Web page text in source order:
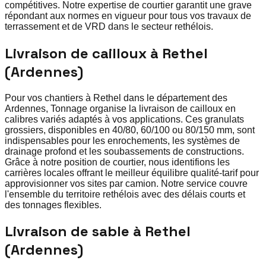
compétitives. Notre expertise de courtier garantit une grave
répondant aux normes en vigueur pour tous vos travaux de
terrassement et de VRD dans le secteur rethélois.
Livraison de cailloux à Rethel
(Ardennes)
Pour vos chantiers à Rethel dans le département des
Ardennes, Tonnage organise la livraison de cailloux en
calibres variés adaptés à vos applications. Ces granulats
grossiers, disponibles en 40/80, 60/100 ou 80/150 mm, sont
indispensables pour les enrochements, les systèmes de
drainage profond et les soubassements de constructions.
Grâce à notre position de courtier, nous identifions les
carrières locales offrant le meilleur équilibre qualité-tarif pour
approvisionner vos sites par camion. Notre service couvre
l'ensemble du territoire rethélois avec des délais courts et
des tonnages flexibles.
Livraison de sable à Rethel
(Ardennes)